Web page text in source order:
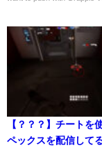
【？？？】チートを
ペックスを配信して